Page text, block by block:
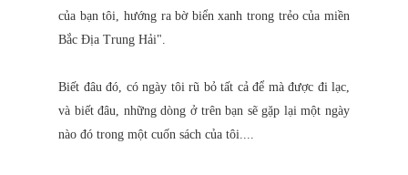
của bạn tôi, hướng ra bờ biển xanh trong trẻo của miền
Bắc Địa Trung Hải".
Biết đâu đó, có ngày tôi rũ bỏ tất cả để mà được đi lạc,
và biết đâu, những dòng ở trên bạn sẽ gặp lại một ngày
nào đó trong một cuốn sách của tôi....